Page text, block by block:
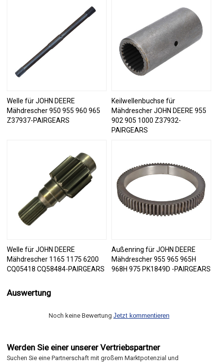
Welle für JOHN DEERE
Mähdrescher 950 955 960 965
Z37937-PAIRGEARS
Keilwellenbuchse für
Mähdrescher JOHN DEERE 955
902 905 1000 Z37932-
PAIRGEARS
Welle für JOHN DEERE
Mähdrescher 1165 1175 6200
CQ05418 CQ58484-PAIRGEARS
Außenring für JOHN DEERE
Mähdrescher 955 965 965H
968H 975 PK1849D -PAIRGEARS
Auswertung
Noch keine Bewertung Jetzt kommentieren
Werden Sie einer unserer Vertriebspartner
Suchen Sie eine Partnerschaft mit großem Marktpotenzial und